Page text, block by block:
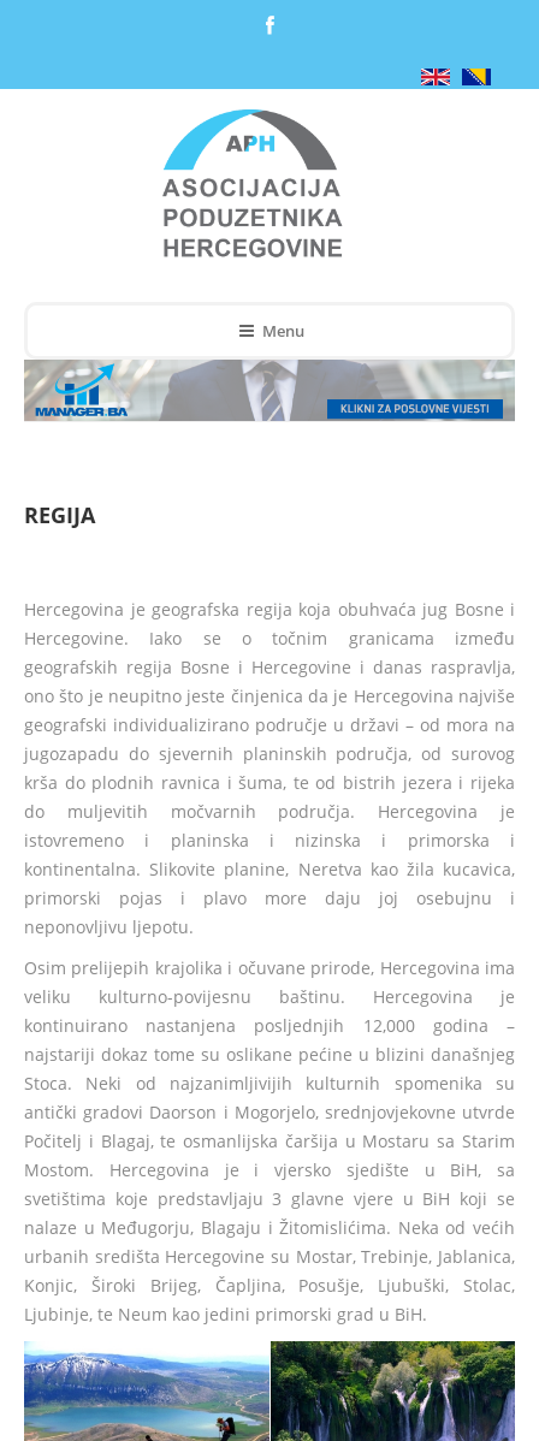
Menu
REGIJA
Hercegovina je geografska regija koja obuhvaća jug Bosne i
Hercegovine. Iako se o točnim granicama između
geografskih regija Bosne i Hercegovine i danas raspravlja,
ono što je neupitno jeste činjenica da je Hercegovina najviše
geografski individualizirano područje u državi – od mora na
jugozapadu do sjevernih planinskih područja, od surovog
krša do plodnih ravnica i šuma, te od bistrih jezera i rijeka
do muljevitih močvarnih područja. Hercegovina je
istovremeno i planinska i nizinska i primorska i
kontinentalna. Slikovite planine, Neretva kao žila kucavica,
primorski pojas i plavo more daju joj osebujnu i
neponovljivu ljepotu.
Osim prelijepih krajolika i očuvane prirode, Hercegovina ima
veliku kulturno-povijesnu baštinu. Hercegovina je
kontinuirano nastanjena posljednjih 12,000 godina –
najstariji dokaz tome su oslikane pećine u blizini današnjeg
Stoca. Neki od najzanimljivijih kulturnih spomenika su
antički gradovi Daorson i Mogorjelo, srednjovjekovne utvrde
Počitelj i Blagaj, te osmanlijska čaršija u Mostaru sa Starim
Mostom. Hercegovina je i vjersko sjedište u BiH, sa
svetištima koje predstavljaju 3 glavne vjere u BiH koji se
nalaze u Međugorju, Blagaju i Žitomislićima. Neka od većih
urbanih središta Hercegovine su Mostar, Trebinje, Jablanica,
Konjic, Široki Brijeg, Čapljina, Posušje, Ljubuški, Stolac,
Ljubinje, te Neum kao jedini primorski grad u BiH.